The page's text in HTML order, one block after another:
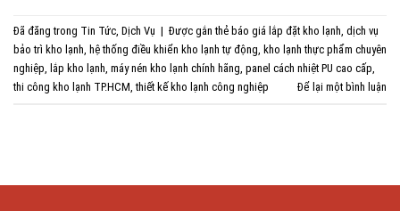
Đã đăng trong Tin Tức, Dịch Vụ | Được gắn thẻ báo giá lắp đặt kho lạnh, dịch vụ
bảo trì kho lạnh, hệ thống điều khiển kho lạnh tự động, kho lạnh thực phẩm chuyên
nghiệp, lắp kho lạnh, máy nén kho lạnh chính hãng, panel cách nhiệt PU cao cấp,
thi công kho lạnh TP.HCM,thiết kế kho lạnh công nghiệp Để lại một bình luận